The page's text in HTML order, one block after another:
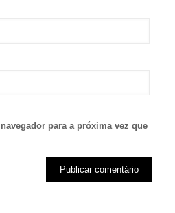
para a próxima vez que